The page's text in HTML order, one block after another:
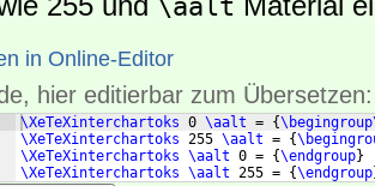
\aalt
in Online-Editor
hier editierbar zum Übersetzen:
\XeTeXinterchartoks 0 \aalt = {
\XeTeXinterchartoks 255 \aalt = {
\XeTeXinterchartoks \aalt 0 = {\endgroup}
\XeTeXinterchartoks \aalt 255 = {\endgroup